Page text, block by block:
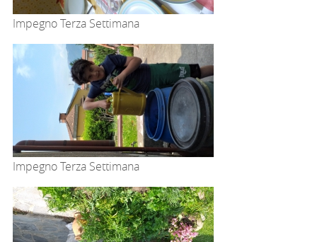
Impegno Terza Settimana
Impegno Terza Settimana